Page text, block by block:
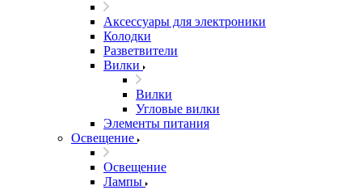
Аксессуары для электроники
Колодки
Разветвители
Вилки
Вилки
Угловые вилки
Элементы питания
Освещение
Освещение
Лампы